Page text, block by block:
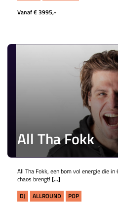
Vanaf € 3995,-
All Tha Fokk
All Tha Fokk, een bom vol energie die
chaos brengt! [...]
DJ
ALLROUND
POP